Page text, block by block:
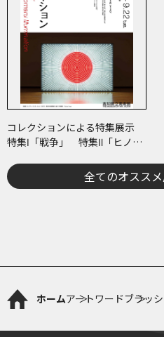
コレクションによる特集展示
特集Ⅰ「戦争」 特集Ⅱ「ヒノマ
全てのオスス
ホームアートワードブラッ